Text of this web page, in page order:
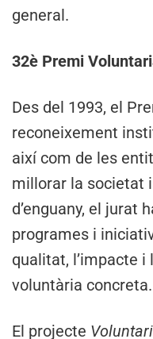
general.
32è Premi
Des del 1993, el
reconeixement
així com de les
millorar la societat i
d’enguany, el jurat
programes i
qualitat, l’impacte i
voluntària concreta.
El projecte